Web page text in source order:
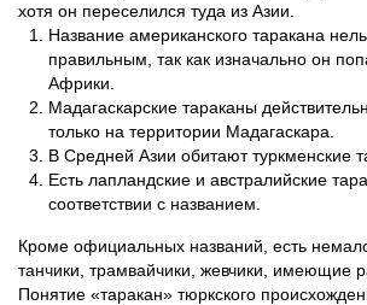
хотя он переселился туда из Азии.
Название американского таракана
правильным, так как изначально он
Африки.
Мадагаскарские тараканы
только на территории Мадагаскара.
В Средней Азии обитают туркменские
Есть лапландские и австралийские
соответствии с названием.
Кроме официальных названий, есть
танчики, трамвайчики, жевчики, имеющие
Понятие «таракан» тюркского